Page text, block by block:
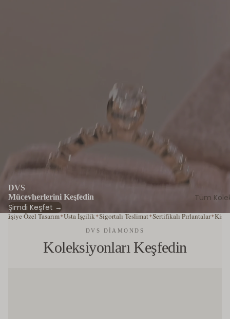
Tüm
DVS
Mücevherlerini Keşfedin
Şimdi Keşfet →
Özel Tasarım✦Usta İşçilik✦Sigortalı Teslimat ✦Sertifikalı Pırlantalar✦Kişiye
DVS DIAMONDS
Koleksiyonları Keşfedin